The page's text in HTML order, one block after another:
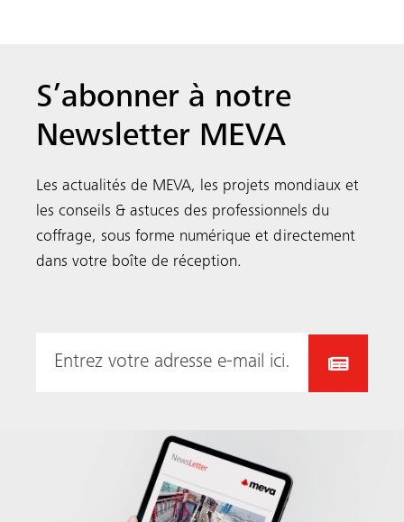
S’abonner à notre
Newsletter MEVA
Les actualités de MEVA, les projets mondiaux et
les conseils & astuces des professionnels du
coffrage, sous forme numérique et directement
dans votre boîte de réception.